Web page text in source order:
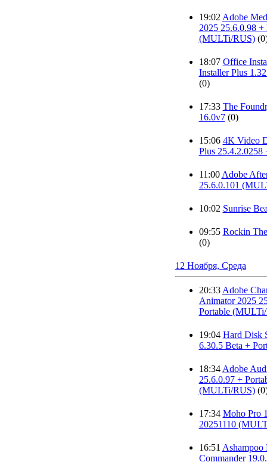
19:02 Adobe
2025 25.6.0.98 +
(MULTi/RUS)
18:07 Office
Installer Plus
(0)
17:33 The
16.0v7 (0)
15:06 4K Video
Plus 25.4.2.0258
11:00 Adobe
25.6.0.101
10:02 Sunrise
09:55 Rockin
(0)
12 Ноября, Среда
20:33 Adobe
Animator 2025
Portable
19:04 Hard Disk
6.30.5 Beta +
18:34 Adobe
25.6.0.97 +
(MULTi/RUS)
17:34 Moho Pro
20251110
16:51 Ashampoo
Commander